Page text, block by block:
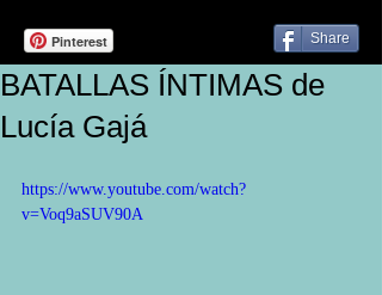
Pinterest Share
BATALLAS ÍNTIMAS de
Lucía Gajá
https://www.youtube.com/watch?
v=Voq9aSUV90A